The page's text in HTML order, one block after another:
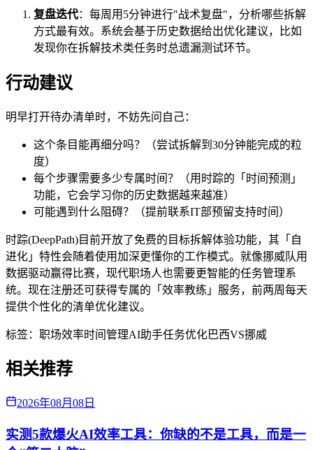
复盘迭代：每周用5分钟进行"战术复盘"，分析哪些拆解
方式最有效。系统会基于历史数据给出优化建议，比如
发现你在拆解技术类任务时总遗漏测试环节。
行动建议
明早打开待办清单时，不妨先问自己：
这个条目能再细分吗？（尝试拆解到30分钟能完成的粒
度）
每个步骤需要多少专属时间？（用时踪的「时间预测」
功能，它会学习你的历史数据越来越准）
可能遇到什么阻碍？（提前联系IT部预留支持时间）
时踪(DeepPath)目前开放了免费的目标拆解体验功能，其「自
进化」特性会随着使用加深更懂你的工作模式。就像挪威队用
数据驱动赢得比赛，现代职场人也需要更智能的任务管理系
统。现在注册还可获得专属的「效率教练」服务，前两周每天
提供个性化的清单优化建议。
标签： 职场效率时间管理AI助手任务优化巴西VS挪威
相关推荐
2026年08月08日
实测5款爆火AI效率工具：你缺的不是工具，而是一